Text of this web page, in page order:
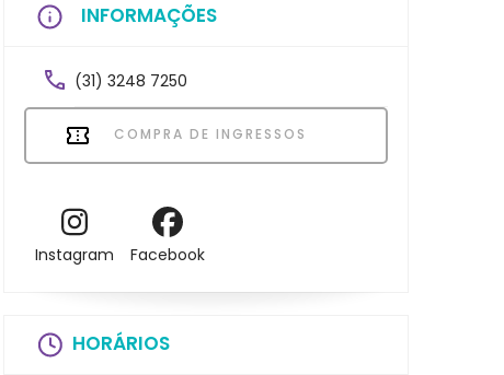
INFORMAÇÕES
(31) 3248 7250
COMPRA DE INGRESSOS
Instagram Facebook
HORÁRIOS